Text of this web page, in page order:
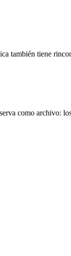
tiene
como archivo: